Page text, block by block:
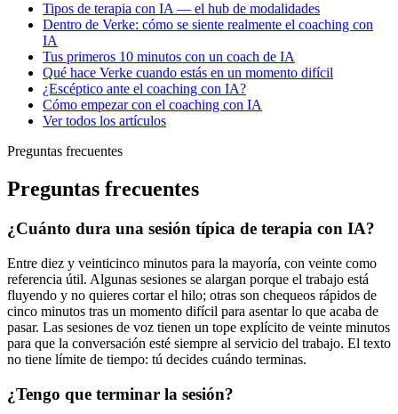
Tipos de terapia con IA — el hub de modalidades
Dentro de Verke: cómo se siente realmente el coaching con
IA
Tus primeros 10 minutos con un coach de IA
Qué hace Verke cuando estás en un momento difícil
¿Escéptico ante el coaching con IA?
Cómo empezar con el coaching con IA
Ver todos los artículos
Preguntas frecuentes
Preguntas frecuentes
¿Cuánto dura una sesión típica de terapia con IA?
Entre diez y veinticinco minutos para la mayoría, con veinte como
referencia útil. Algunas sesiones se alargan porque el trabajo está
fluyendo y no quieres cortar el hilo; otras son chequeos rápidos de
cinco minutos tras un momento difícil para asentar lo que acaba de
pasar. Las sesiones de voz tienen un tope explícito de veinte minutos
para que la conversación esté siempre al servicio del trabajo. El texto
no tiene límite de tiempo: tú decides cuándo terminas.
¿Tengo que terminar la sesión?